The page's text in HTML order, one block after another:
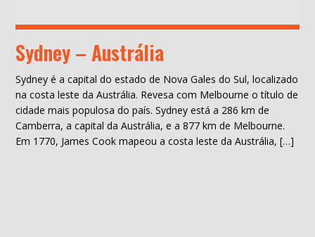
Sydney – Austrália
Sydney é a capital do estado de Nova Gales do Sul, localizado
na costa leste da Austrália. Revesa com Melbourne o título de
cidade mais populosa do país. Sydney está a 286 km de
Camberra, a capital da Austrália, e a 877 km de Melbourne.
Em 1770, James Cook mapeou a costa leste da Austrália, […]